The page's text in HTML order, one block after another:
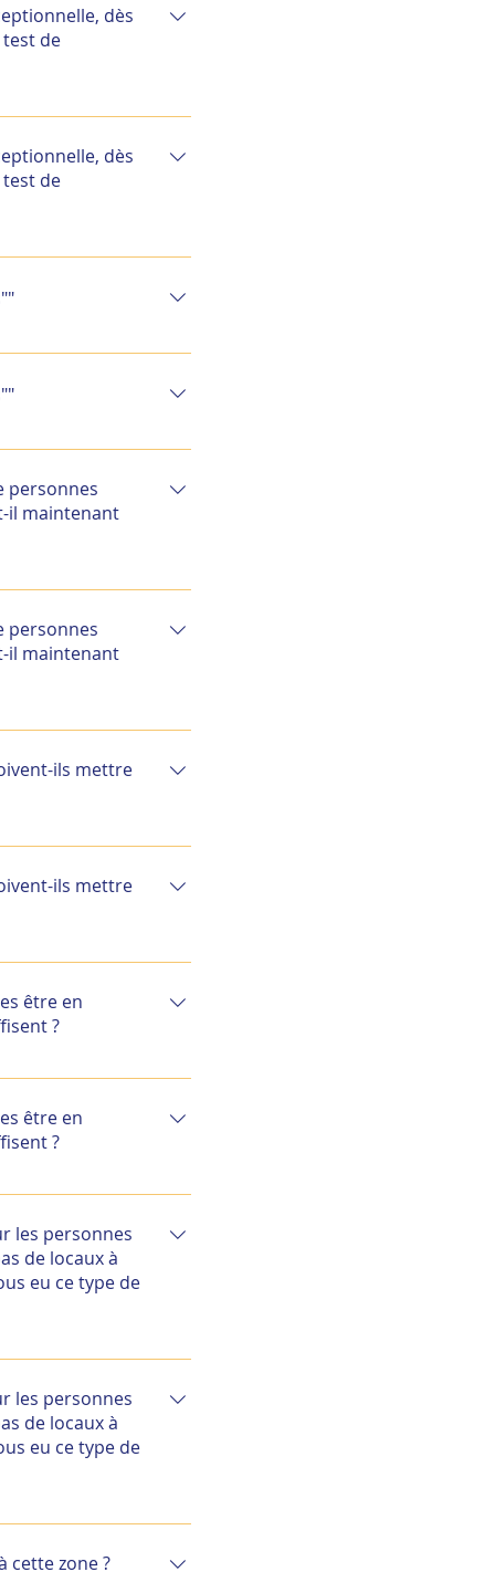
dès
de
tout l’intérêt du
s’assurera du
dès
de
tout l’intérêt du
s’assurera du
personnes
il maintenant
l’attente des
personnes
il maintenant
l’attente des
ils mettre
évocateurs de
professionnels
ils mettre
évocateurs de
professionnels
en isolement du
être en
?
mis en isolement 14j
être en
?
mis en isolement 14j
les personnes
de locaux à
eu ce type de
lits et en
les personnes
de locaux à
eu ce type de
lits et en
cette zone ?